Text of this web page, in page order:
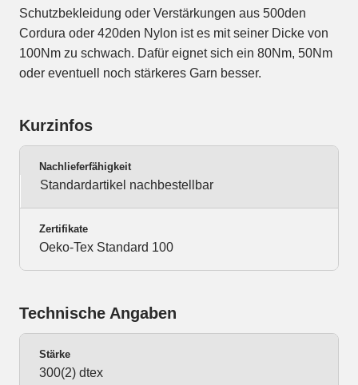
Schutzbekleidung oder Verstärkungen aus 500den
Cordura oder 420den Nylon ist es mit seiner Dicke von
100Nm zu schwach. Dafür eignet sich ein 80Nm, 50Nm
oder eventuell noch stärkeres Garn besser.
Kurzinfos
Nachlieferfähigkeit
Standardartikel nachbestellbar
Zertifikate
Oeko-Tex Standard 100
Technische Angaben
Stärke
300(2) dtex